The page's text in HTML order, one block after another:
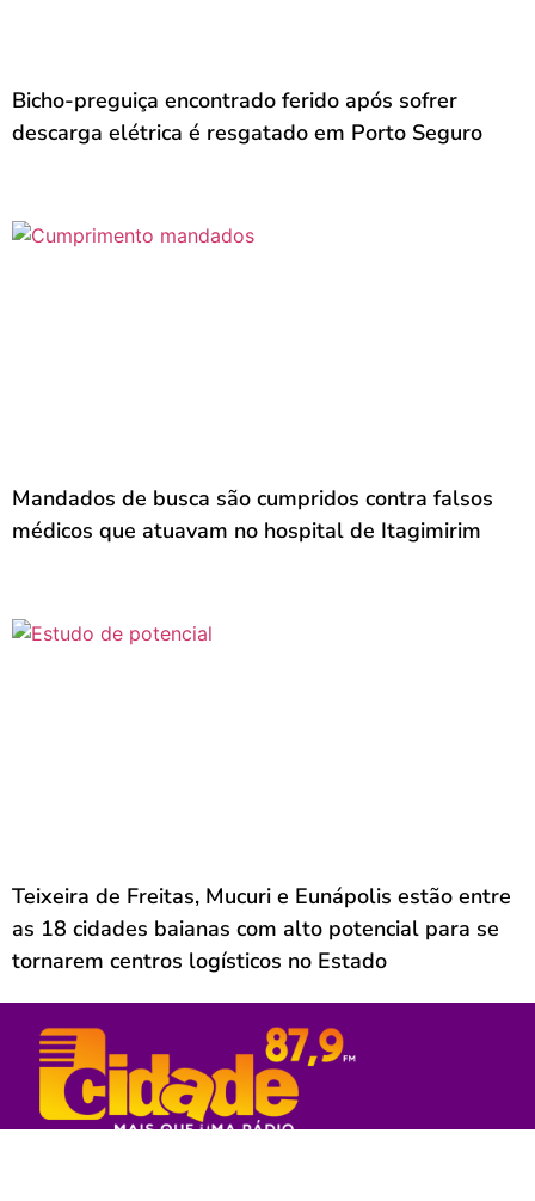
Bicho-preguiça encontrado ferido após sofrer
descarga elétrica é resgatado em Porto Seguro
Mandados de busca são cumpridos contra falsos
médicos que atuavam no hospital de Itagimirim
Teixeira de Freitas, Mucuri e Eunápolis estão entre
as 18 cidades baianas com alto potencial para se
tornarem centros logísticos no Estado